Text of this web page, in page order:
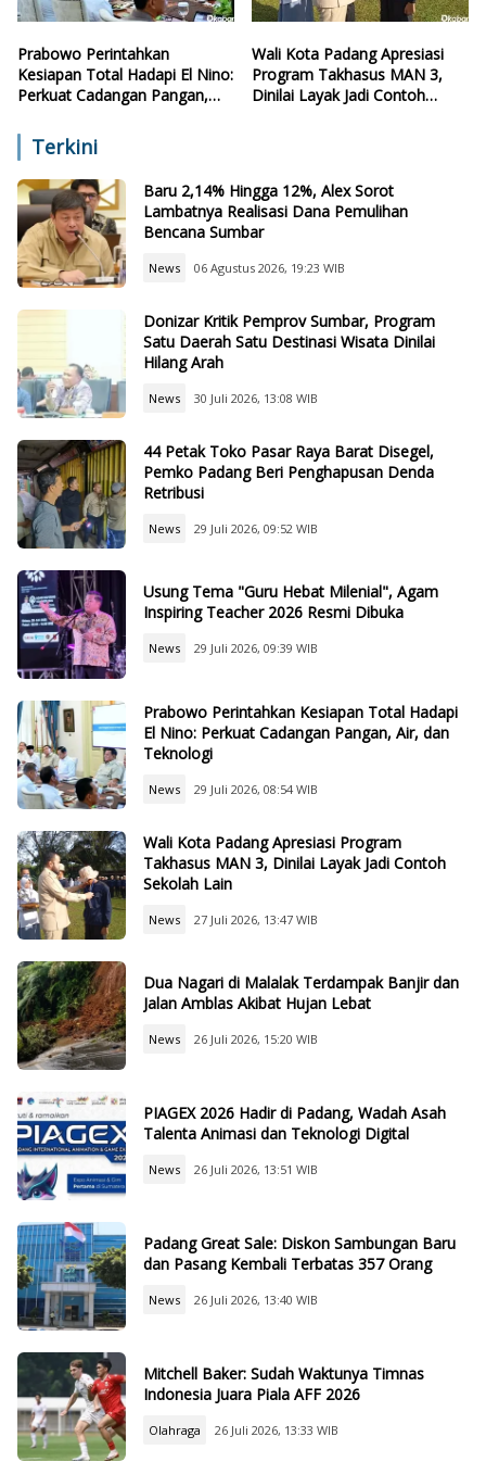
Prabowo Perintahkan
Kesiapan Total Hadapi El Nino:
Perkuat Cadangan Pangan,
Wali Kota Padang Apresiasi
Program Takhasus MAN 3,
Dinilai Layak Jadi Contoh
Terkini
Baru 2,14% Hingga 12%, Alex Sorot
Lambatnya Realisasi Dana Pemulihan
Bencana Sumbar
News 06 Agustus 2026, 19:23 WIB
Donizar Kritik Pemprov Sumbar, Program
Satu Daerah Satu Destinasi Wisata Dinilai
Hilang Arah
News 30 Juli 2026, 13:08 WIB
44 Petak Toko Pasar Raya Barat Disegel,
Pemko Padang Beri Penghapusan Denda
Retribusi
News 29 Juli 2026, 09:52 WIB
Usung Tema "Guru Hebat Milenial", Agam
Inspiring Teacher 2026 Resmi Dibuka
News 29 Juli 2026, 09:39 WIB
Prabowo Perintahkan Kesiapan Total Hadapi
El Nino: Perkuat Cadangan Pangan, Air, dan
Teknologi
News 29 Juli 2026, 08:54 WIB
Wali Kota Padang Apresiasi Program
Takhasus MAN 3, Dinilai Layak Jadi Contoh
Sekolah Lain
News 27 Juli 2026, 13:47 WIB
Dua Nagari di Malalak Terdampak Banjir dan
Jalan Amblas Akibat Hujan Lebat
News 26 Juli 2026, 15:20 WIB
PIAGEX 2026 Hadir di Padang, Wadah Asah
Talenta Animasi dan Teknologi Digital
News 26 Juli 2026, 13:51 WIB
Padang Great Sale: Diskon Sambungan Baru
dan Pasang Kembali Terbatas 357 Orang
News 26 Juli 2026, 13:40 WIB
Mitchell Baker: Sudah Waktunya Timnas
Indonesia Juara Piala AFF 2026
Olahraga 26 Juli 2026, 13:33 WIB